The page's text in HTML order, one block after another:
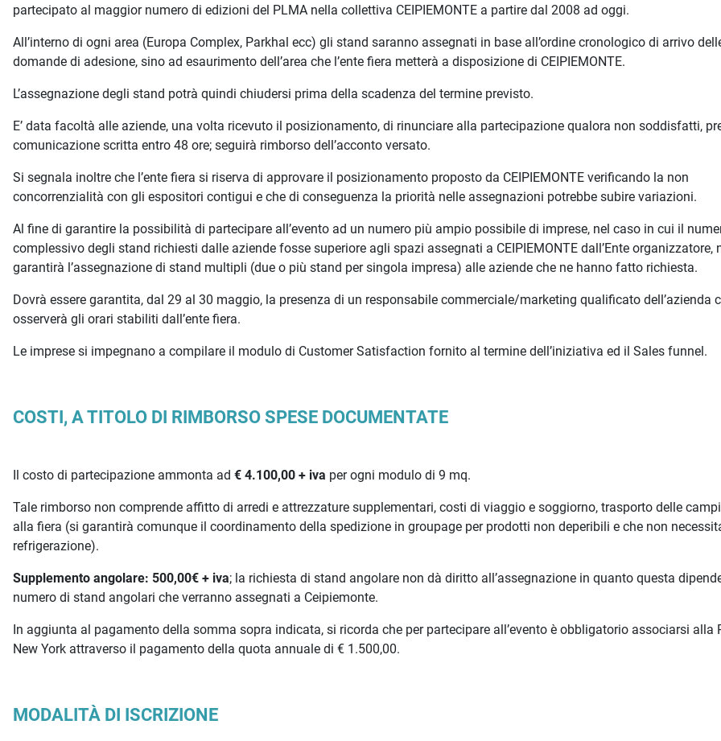
partecipato al maggior numero di edizioni del PLMA nella collettiva CEIPIEMONTE a partire dal 2008 ad oggi.
All’interno di ogni area (Europa Complex, Parkhal ecc) gli stand saranno assegnati in base all’ordine cronologico di arrivo
domande di adesione, sino ad esaurimento dell’area che l’ente fiera metterà a disposizione di CEIPIEMONTE.
L’assegnazione degli stand potrà quindi chiudersi prima della scadenza del termine previsto.
E’ data facoltà alle aziende, una volta ricevuto il posizionamento, di rinunciare alla partecipazione qualora non soddisfatti,
comunicazione scritta entro 48 ore; seguirà rimborso dell’acconto versato.
Si segnala inoltre che l’ente fiera si riserva di approvare il posizionamento proposto da CEIPIEMONTE verificando la non
concorrenzialità con gli espositori contigui e che di conseguenza la priorità nelle assegnazioni potrebbe subire variazioni.
Al fine di garantire la possibilità di partecipare all’evento ad un numero più ampio possibile di imprese, nel caso in cui il
complessivo degli stand richiesti dalle aziende fosse superiore agli spazi assegnati a CEIPIEMONTE dall’Ente organizzatore,
garantirà l’assegnazione di stand multipli (due o più stand per singola impresa) alle aziende che ne hanno fatto richiesta.
Dovrà essere garantita, dal 29 al 30 maggio, la presenza di un responsabile commerciale/marketing qualificato dell’azienda
osserverà gli orari stabiliti dall’ente fiera.
Le imprese si impegnano a compilare il modulo di Customer Satisfaction fornito al termine dell’iniziativa ed il Sales funnel.
COSTI, A TITOLO DI RIMBORSO SPESE DOCUMENTATE
Il costo di partecipazione ammonta ad € 4.100,00 + iva per ogni modulo di 9 mq.
Tale rimborso non comprende affitto di arredi e attrezzature supplementari, costi di viaggio e soggiorno, trasporto delle
alla fiera (si garantirà comunque il coordinamento della spedizione in groupage per prodotti non deperibili e che non
refrigerazione).
Supplemento angolare: 500,00€ + iva; la richiesta di stand angolare non dà diritto all’assegnazione in quanto questa
numero di stand angolari che verranno assegnati a Ceipiemonte.
In aggiunta al pagamento della somma sopra indicata, si ricorda che per partecipare all’evento è obbligatorio associarsi alla
New York attraverso il pagamento della quota annuale di € 1.500,00.
MODALITÀ DI ISCRIZIONE